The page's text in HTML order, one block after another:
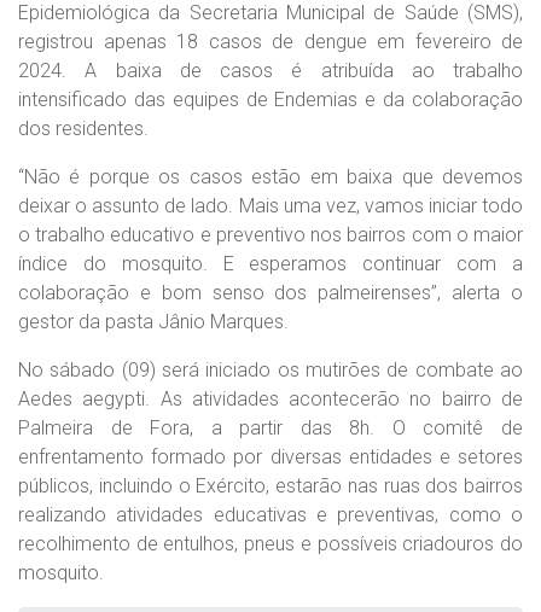
Epidemiológica da Secretaria Municipal de Saúde (SMS),
registrou apenas 18 casos de dengue em fevereiro de
2024. A baixa de casos é atribuída ao trabalho
intensificado das equipes de Endemias e da colaboração
dos residentes.
“Não é porque os casos estão em baixa que devemos
deixar o assunto de lado. Mais uma vez, vamos iniciar todo
o trabalho educativo e preventivo nos bairros com o maior
índice do mosquito. E esperamos continuar com a
colaboração e bom senso dos palmeirenses”, alerta o
gestor da pasta Jânio Marques.
No sábado (09) será iniciado os mutirões de combate ao
Aedes aegypti. As atividades acontecerão no bairro de
Palmeira de Fora, a partir das 8h. O comitê de
enfrentamento formado por diversas entidades e setores
públicos, incluindo o Exército, estarão nas ruas dos bairros
realizando atividades educativas e preventivas, como o
recolhimento de entulhos, pneus e possíveis criadouros do
mosquito.